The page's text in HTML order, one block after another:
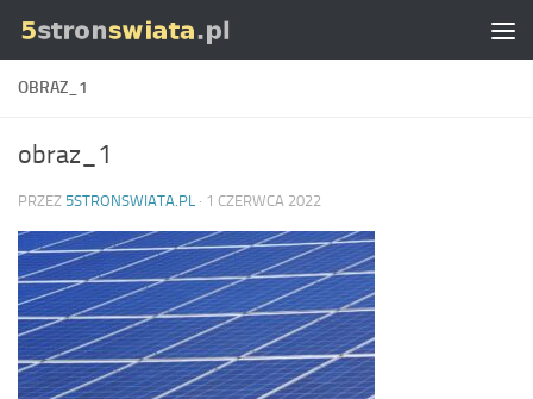
Skip to content
OBRAZ_1
obraz_1
PRZEZ 5STRONSWIATA.PL · 1 CZERWCA 2022